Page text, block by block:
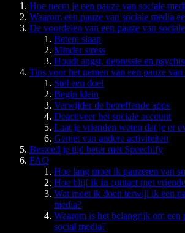
Hoe neem je een pauze van sociale
Waarom een pauze van sociale media
De voordelen van een pauze van
Betere slaap
Minder stress
Houdt angst, depressie en
Tips voor het nemen van een pauze van
Stel een doel
Begin klein
Verwijder de betreffende apps
Deactiveer het sociale account
Laat je vrienden weten dat je er
Geniet van andere activiteiten
Besteed je tijd beter met Speechify
FAQ
Hoe lang moet ik pauzeren van
Hoe blijf ik in contact met
Wat moet ik doen terwijl ik een
media?
Waarom is het belangrijk om een
social media?